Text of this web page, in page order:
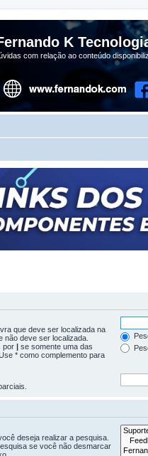
K
com relação ao conteúdo
que deve ser localizada na
não deve ser localizada.
por
se somente uma das
* como complemento para
deseja realizar a pesquisa.
se você não desmarcar